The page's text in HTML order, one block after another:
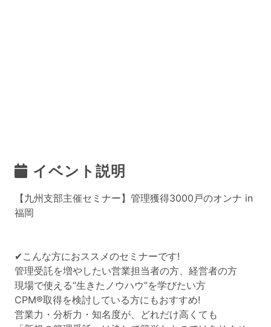
イベント説明
【九州支部主催セミナー】管理獲得3000戸のオンナ in
福岡
✔こんな方におススメのセミナーです!
管理受託を増やしたい営業担当者の方、経営者の方
現場で使える“生きたノウハウ”を学びたい方
CPM®取得を検討している方にもおすすめ!
営業力・分析力・知名度が、どれだけ高くても